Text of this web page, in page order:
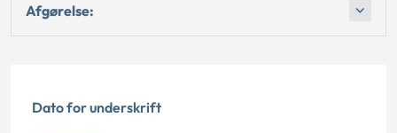
Afgørelse:
Dato for underskrift